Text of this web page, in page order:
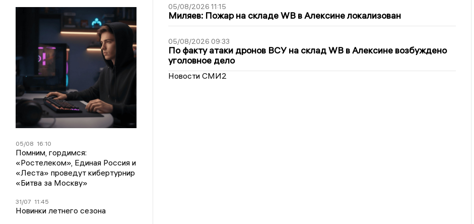
05/08 16:10
Помним, гордимся:
«Ростелеком», Единая Россия и
«Леста» проведут кибертурнир
«Битва за Москву»
31/07 11:45
Новинки летнего сезона
05/08/2026 11:15
Миляев: Пожар на складе WB в Алексине локализован
05/08/2026 09:33
По факту атаки дронов ВСУ на склад WB в Алексине возбуждено
уголовное дело
Новости СМИ2